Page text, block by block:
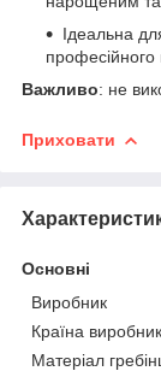
Ідеальна
професійного
Важливо: не
Приховати
Основні
Виробник
Країна виробник
Матеріал